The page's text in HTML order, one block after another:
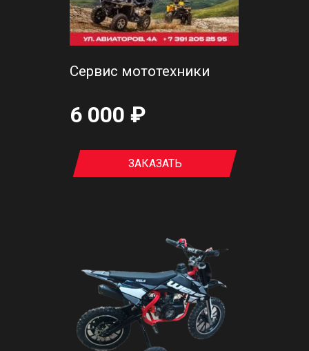
Сервис мототехники
6 000 ₽
ЗАКАЗАТЬ